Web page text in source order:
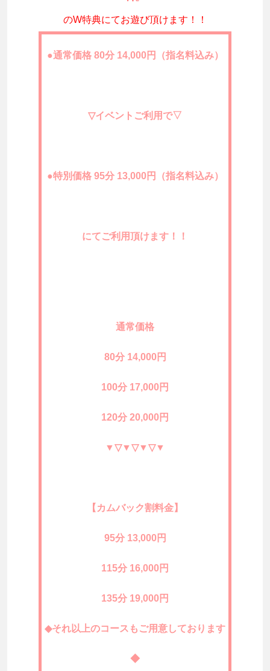
のW特典にてお遊び頂けます！！
●通常価格 80分 14,000円（指名料込み）
▽イベントご利用で▽
●特別価格 95分 13,000円（指名料込み）
にてご利用頂けます！！
通常価格
80分 14,000円
100分 17,000円
120分 20,000円
▼▽▼▽▼▽▼
【カムバック割料金】
95分 13,000円
115分 16,000円
135分 19,000円
◆それ以上のコースもご用意しております
◆